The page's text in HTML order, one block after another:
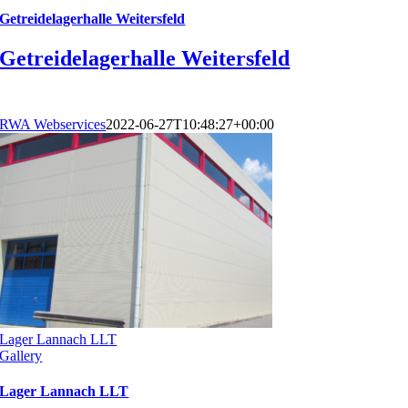
Getreidelagerhalle Weitersfeld
Getreidelagerhalle Weitersfeld
RWA Webservices2022-06-27T10:48:27+00:00
Lager Lannach LLT
Gallery
Lager Lannach LLT